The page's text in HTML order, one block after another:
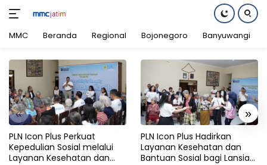
konten
MMC Beranda Regional Bojonegoro Banyuwangi
« »
PLN Icon Plus Perkuat
Kepedulian Sosial melalui
Layanan Kesehatan dan
PLN Icon Plus Hadirkan
Layanan Kesehatan dan
Bantuan Sosial bagi Lansia